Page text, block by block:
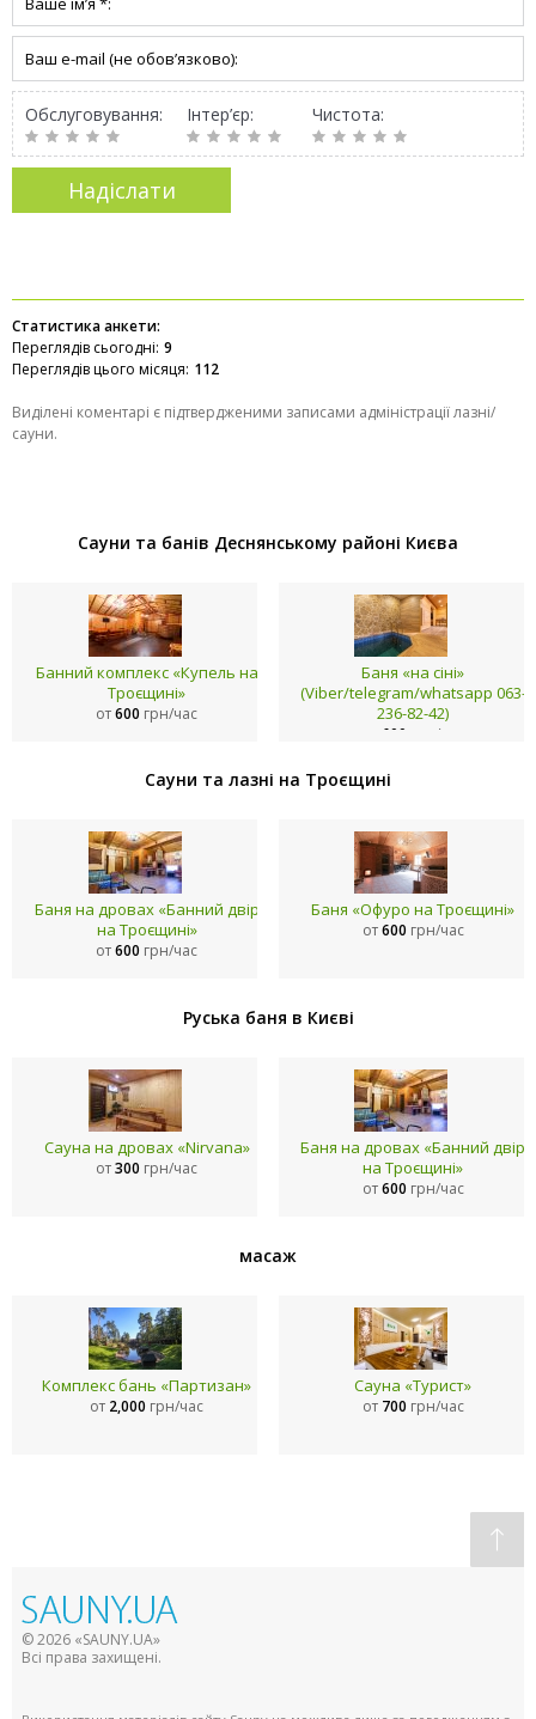
Обслуговування: Інтер’єр: Чистота:
Статистика анкети:
Переглядів сьогодні: 9
Переглядів цього місяця: 112
Виділені коментарі є підтвердженими записами адміністрації лазні/
сауни.
Сауни та банів Деснянському районі Києва
Банний комплекс «Купель на
Троєщині»
от600 грн/час
Баня «на сіні»
(Viber/telegram/whatsapp 063-
236-82-42)
600 грн/час
Сауни та лазні на Троєщині
Баня на дровах «Банний двір
на Троєщині»
от600 грн/час
Баня «Офуро на Троєщині»
от600 грн/час
Руська баня в Києві
Сауна на дровах «Nirvana»
от300 грн/час
Баня на дровах «Банний двір
на Троєщині»
от600 грн/час
масаж
Комплекс бань «Партизан»
от 2,000 грн/час
Сауна «Турист»
от 700 грн/час
© 2026 «SAUNY.UA»
Всі права захищені.